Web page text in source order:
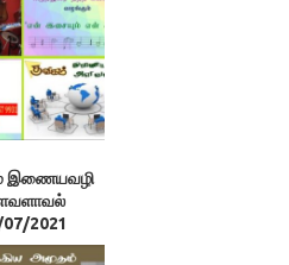
இணையவழி
2021